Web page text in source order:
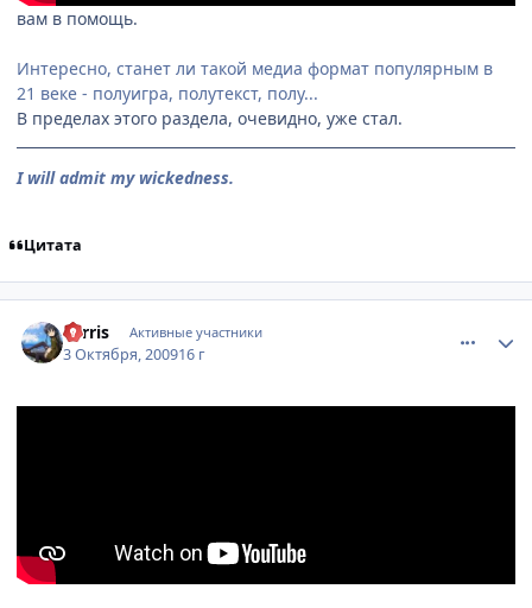
вам в помощь.
Интересно, станет ли такой медиа формат популярным в
21 веке - полуигра, полутекст, полу...
В пределах этого раздела, очевидно, уже стал.
I will admit my wickedness.
Цитата
Ferris Активные участники
3 Октября, 200916 г